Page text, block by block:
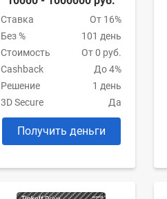
Ставка
От 16%
Без %
101 день
Стоимость
От 0 руб.
Cashback
До 4%
Решение
1 день
3D Secure
Да
Получить деньги